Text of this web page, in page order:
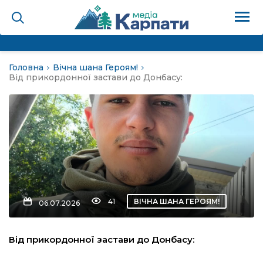
голос гірського
холєра, шо вповідає
Головна
Вічна шана Героям!
Від прикордонної застави до Донбасу:
06.07.2026 41 ВІЧНА ШАНА ГЕРОЯМ!
Від прикордонної застави до Донбасу: